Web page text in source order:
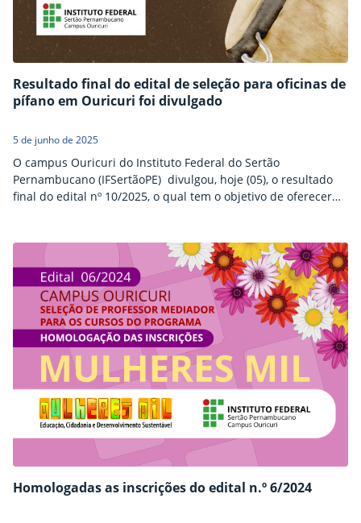
Resultado final do edital de seleção para oficinas de
pífano em Ouricuri foi divulgado
5 de junho de 2025
O campus Ouricuri do Instituto Federal do Sertão
Pernambucano (IFSertãoPE) divulgou, hoje (05), o resultado
final do edital nº 10/2025, o qual tem o objetivo de oferecer
do instrumento para estudantes de 13 a 17 anos
matriculados no campus Ouricuri…
Homologadas as inscrições do edital n.º 6/2024